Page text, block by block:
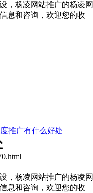
，杨凌网站推广的杨凌网
息和咨询，欢迎您的收
推广有什么好处
，杨凌网站推广的杨凌网
息和咨询，欢迎您的收